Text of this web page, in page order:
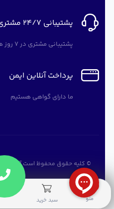
پشتیبانی 24/7 مشتری
پشتیبانی مشتری در 7 روز هفته
پرداخت آنلاین ایمن
ما دارای گواهی هستیم
© کلیه حقوق محفوظ استآرته سافت
منو
0
سبد خرید